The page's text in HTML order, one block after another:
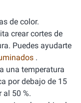
de color.
crear cortes de
Puedes ayudarte
.
una temperatura
por debajo de 15
al 50 %.